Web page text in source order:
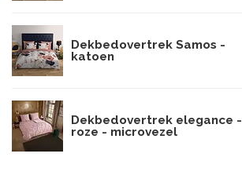
Dekbedovertrek Samos -
katoen
Dekbedovertrek elegance -
roze - microvezel